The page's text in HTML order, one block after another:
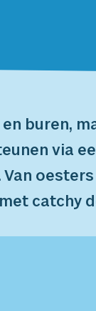
buren,
via
catchy